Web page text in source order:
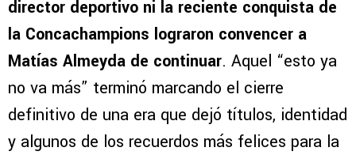
director deportivo ni la reciente conquista de
la Concachampions lograron convencer a
Matías Almeyda de continuar. Aquel “esto ya
no va más” terminó marcando el cierre
definitivo de una era que dejó títulos, identidad
y algunos de los recuerdos más felices para la